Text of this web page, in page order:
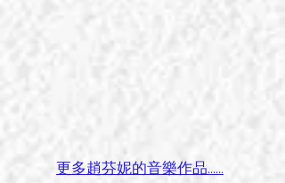
​更多趙芬妮的音樂作品......